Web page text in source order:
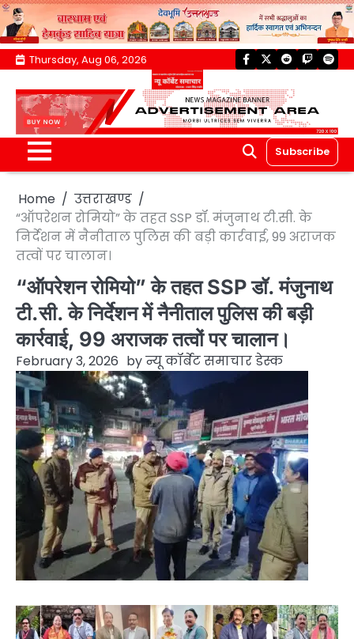
Skip
content
Thursday, Aug 06, 2026 facebook
twitterreddittwitch
Subscribe
Home
उत्तराखण्ड
“ऑपरेशन रोमियो” के तहत SSP डॉ. मंजुनाथ टी.सी. के
निर्देशन में नैनीताल पुलिस की बड़ी कार्रवाई, 99 अराजक
तत्वों पर चालान।
“ऑपरेशन रोमियो” के तहत SSP डॉ. मंजुनाथ
टी.सी. के निर्देशन में नैनीताल पुलिस की बड़ी
कार्रवाई, 99 अराजक तत्वों पर चालान।
February 3, 2026 byन्यू कॉर्बेट समाचार डेस्क